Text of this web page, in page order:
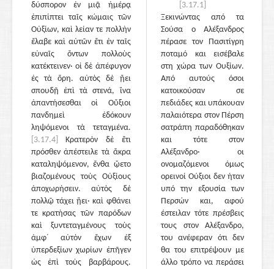
δύσπορον ἐν μιᾷ ἡμέρᾳ
ἐπιπίπτει ταῖς κώμαις τῶν
Οὐξίων, καὶ λείαν τε πολλὴν
ἔλαβε καὶ αὐτῶν ἔτι ἐν ταῖς
εὐναῖς ὄντων πολλοὺς
κατέκτεινεν· οἱ δὲ ἀπέφυγον
ἐς τὰ ὄρη. αὐτὸς δὲ ᾔει
σπουδῇ ἐπὶ τὰ στενά, ἵνα
ἀπαντήσεσθαι οἱ Οὔξιοι
πανδημεὶ ἐδόκουν
ληψόμενοι τὰ τεταγμένα.
[3.17.4]
Κρατερὸν δὲ ἔτι
πρόσθεν ἀπέστειλε τὰ ἄκρα
καταληψόμενον, ἔνθα ᾤετο
βιαζομένους τοὺς Οὐξίους
ἀποχωρήσειν. αὐτὸς δὲ
πολλῷ τάχει ᾔει· καὶ φθάνει
τε κρατήσας τῶν παρόδων
καὶ ξυντεταγμένους τοὺς
ἀμφ᾽ αὑτὸν ἔχων ἐξ
ὑπερδεξίων χωρίων ἐπῆγεν
ὡς ἐπὶ τοὺς βαρβάρους.
[3.17.1]
Ξεκινώντας από τα
Σούσα ο Αλέξανδρος
πέρασε τον Πασιτίγρη
ποταμό και εισέβαλε
στη χώρα των Ουξίων.
Από αυτούς όσοι
κατοικούσαν σε
πεδιάδες και υπάκουαν
παλαιότερα στον Πέρση
σατράπη παραδόθηκαν
και τότε στον
Αλέξανδρο· οι
ονομαζόμενοι όμως
ορεινοί Ούξιοι δεν ήταν
υπό την εξουσία των
Περσών και, αφού
έστειλαν τότε πρέσβεις
τους στον Αλέξανδρο,
του ανέφεραν ότι δεν
θα του επιτρέψουν με
άλλο τρόπο να περάσει